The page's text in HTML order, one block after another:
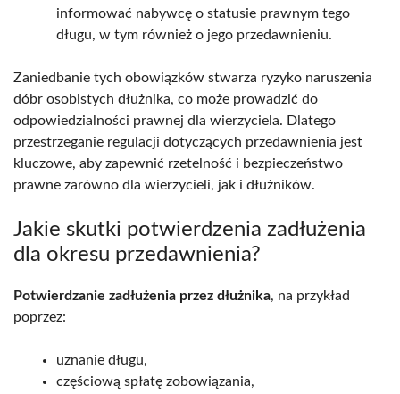
informować nabywcę o statusie prawnym tego
długu, w tym również o jego przedawnieniu.
Zaniedbanie tych obowiązków stwarza ryzyko naruszenia
dóbr osobistych dłużnika, co może prowadzić do
odpowiedzialności prawnej dla wierzyciela. Dlatego
przestrzeganie regulacji dotyczących przedawnienia jest
kluczowe, aby zapewnić rzetelność i bezpieczeństwo
prawne zarówno dla wierzycieli, jak i dłużników.
Jakie skutki potwierdzenia zadłużenia
dla okresu przedawnienia?
Potwierdzanie zadłużenia przez dłużnika, na przykład
poprzez:
uznanie długu,
częściową spłatę zobowiązania,